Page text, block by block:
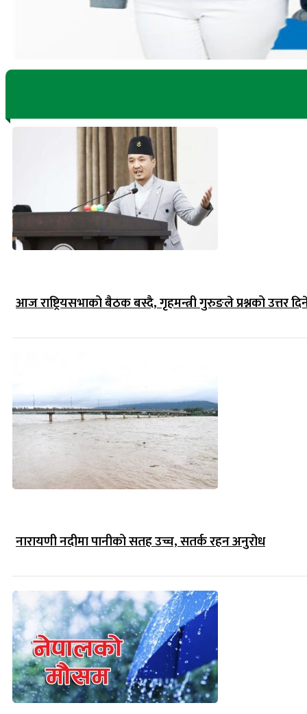
आज राष्ट्रियसभाको बैठक बस्दै, गृहमन्त्री गुरुङले प्रश्नको उत्तर
नारायणी नदीमा पानीको सतह उच्च, सतर्क रहन अनुरोध